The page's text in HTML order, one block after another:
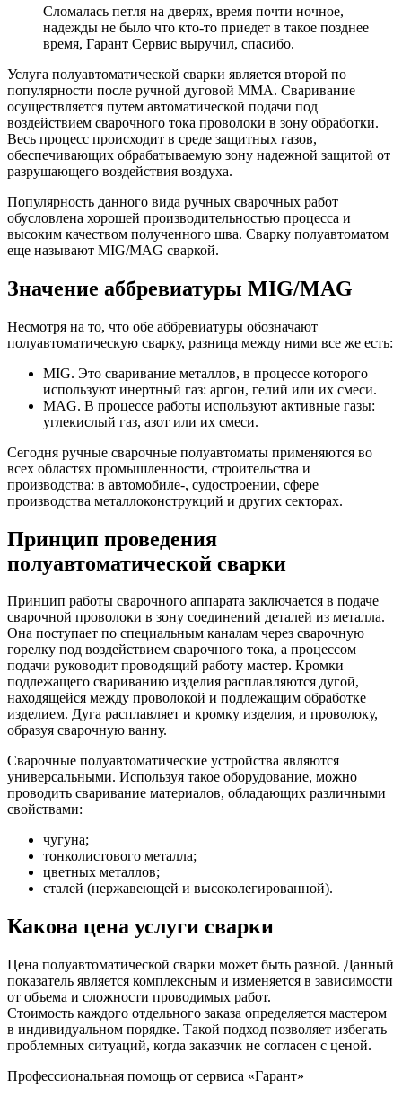
Сломалась петля на дверях, время почти ночное,
надежды не было что кто-то приедет в такое позднее
время, Гарант Сервис выручил, спасибо.
Услуга полуавтоматической сварки является второй по
популярности после ручной дуговой ММА. Сваривание
осуществляется путем автоматической подачи под
воздействием сварочного тока проволоки в зону обработки.
Весь процесс происходит в среде защитных газов,
обеспечивающих обрабатываемую зону надежной защитой от
разрушающего воздействия воздуха.
Популярность данного вида ручных сварочных работ
обусловлена хорошей производительностью процесса и
высоким качеством полученного шва. Сварку полуавтоматом
еще называют MIG/MAG сваркой.
Значение аббревиатуры MIG/MAG
Несмотря на то, что обе аббревиатуры обозначают
полуавтоматическую сварку, разница между ними все же есть:
MIG. Это сваривание металлов, в процессе которого
используют инертный газ: аргон, гелий или их смеси.
MAG. В процессе работы используют активные газы:
углекислый газ, азот или их смеси.
Сегодня ручные сварочные полуавтоматы применяются во
всех областях промышленности, строительства и
производства: в автомобиле-, судостроении, сфере
производства металлоконструкций и других секторах.
Принцип проведения
полуавтоматической сварки
Принцип работы сварочного аппарата заключается в подаче
сварочной проволоки в зону соединений деталей из металла.
Она поступает по специальным каналам через сварочную
горелку под воздействием сварочного тока, а процессом
подачи руководит проводящий работу мастер. Кромки
подлежащего свариванию изделия расплавляются дугой,
находящейся между проволокой и подлежащим обработке
изделием. Дуга расплавляет и кромку изделия, и проволоку,
образуя сварочную ванну.
Сварочные полуавтоматические устройства являются
универсальными. Используя такое оборудование, можно
проводить сваривание материалов, обладающих различными
свойствами:
чугуна;
тонколистового металла;
цветных металлов;
сталей (нержавеющей и высоколегированной).
Какова цена услуги сварки
Цена полуавтоматической сварки может быть разной. Данный
показатель является комплексным и изменяется в зависимости
от объема и сложности проводимых работ.
Стоимость каждого отдельного заказа определяется мастером
в индивидуальном порядке. Такой подход позволяет избегать
проблемных ситуаций, когда заказчик не согласен с ценой.
Профессиональная помощь от сервиса «Гарант»